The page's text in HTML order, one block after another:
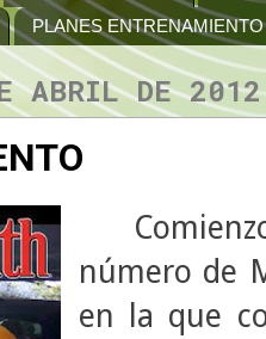
PLANES ENTRENAMIENTO
ABRIL DE 2012
Comienzo
número de
en la que